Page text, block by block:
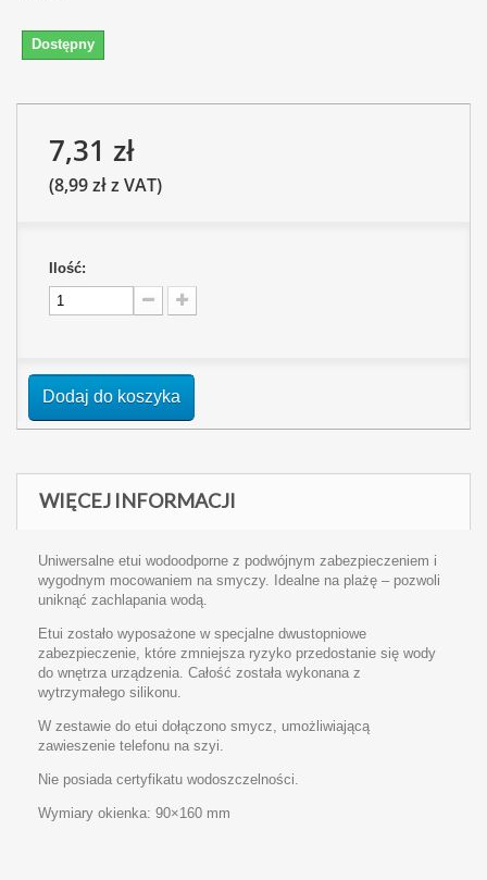
Dostępny
7,31 zł
(8,99 zł z VAT)
Ilość:
Dodaj do koszyka
WIĘCEJ INFORMACJI
Uniwersalne etui wodoodporne z podwójnym zabezpieczeniem i
wygodnym mocowaniem na smyczy. Idealne na plażę – pozwoli
uniknąć zachlapania wodą.
Etui zostało wyposażone w specjalne dwustopniowe
zabezpieczenie, które zmniejsza ryzyko przedostanie się wody
do wnętrza urządzenia. Całość została wykonana z
wytrzymałego silikonu.
W zestawie do etui dołączono smycz, umożliwiającą
zawieszenie telefonu na szyi.
Nie posiada certyfikatu wodoszczelności.
Wymiary okienka: 90×160 mm